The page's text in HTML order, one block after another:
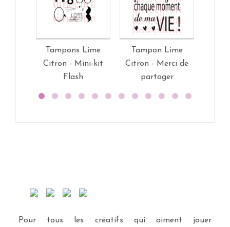
Tampons Lime
Citron - Mini-kit
Flash
Tampon Lime
Citron - Merci de
partager
Pour tous les créatifs qui aiment jouer